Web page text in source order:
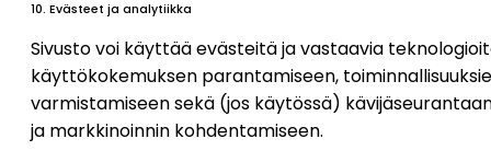
10. Evästeet ja analytiikka
Sivusto voi käyttää evästeitä ja vastaavia
käyttökokemuksen parantamiseen,
varmistamiseen sekä (jos käytössä)
ja markkinoinnin kohdentamiseen.